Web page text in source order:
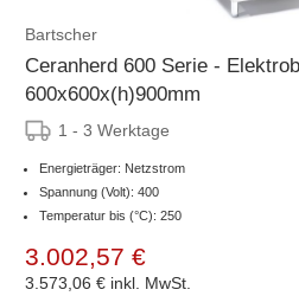
Bartscher
Ceranherd 600 Serie -
600x600x(h)900mm
1 - 3 Werktage
Energieträger: Netzstrom
Spannung (Volt): 400
Temperatur bis (°C): 250
3.002,57 €
3.573,06 € inkl. MwSt.